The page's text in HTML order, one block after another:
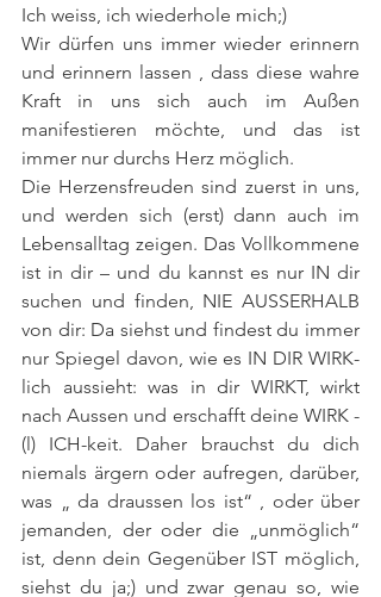
Ich weiss, ich wiederhole mich;)
Wir dürfen uns immer wieder erinnern
und erinnern lassen , dass diese wahre
Kraft in uns sich auch im Außen
manifestieren möchte, und das ist
immer nur durchs Herz möglich.
Die Herzensfreuden sind zuerst in uns,
und werden sich (erst) dann auch im
Lebensalltag zeigen. Das Vollkommene
ist in dir – und du kannst es nur IN dir
suchen und finden, NIE AUSSERHALB
von dir: Da siehst und findest du immer
nur Spiegel davon, wie es IN DIR WIRK-
lich aussieht: was in dir WIRKT, wirkt
nach Aussen und erschafft deine WIRK -
(l) ICH-keit. Daher brauchst du dich
niemals ärgern oder aufregen, darüber,
was „ da draussen los ist“ , oder über
jemanden, der oder die „unmöglich“
ist, denn dein Gegenüber IST möglich,
siehst du ja;) und zwar genau so, wie